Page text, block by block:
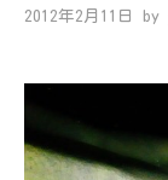
2012年2月11日 by